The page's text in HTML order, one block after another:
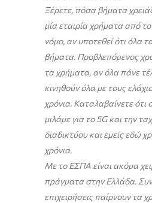
Ξέρετε, πόσα βήματα
μία εταιρία χρήματα από
νόμο, αν υποτεθεί ότι όλα
βήματα. Προβλεπόμενος
τα χρήματα, αν όλα πάνε
κινηθούν όλα με τους
χρόνια. Καταλαβαίνετε ότι
μιλάμε για το 5Gκαι την
διαδικτύου και εμείς εδώ
χρόνια.
Με το ΕΣΠΑ είναι ακόμα
πράγματα στην Ελλάδα.
επιχειρήσεις παίρνουν τα